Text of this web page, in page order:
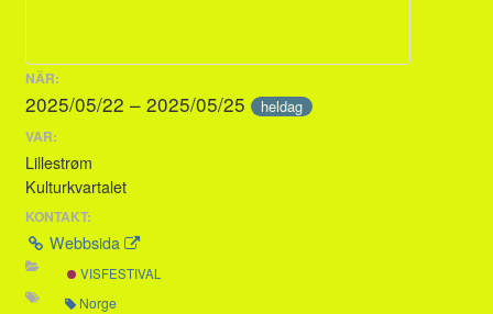
NÄR:
2025/05/22 – 2025/05/25 heldag
VAR:
Lillestrøm
Kulturkvartalet
KONTAKT:
Webbsida
VISFESTIVAL
Norge